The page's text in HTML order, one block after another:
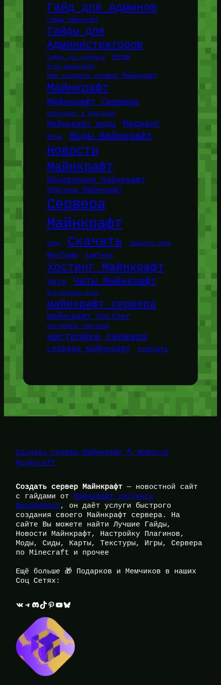
Гайд для Админов
Гайды Майнкрафт
Гайды для
Администраторов
Гайды для админов Игры
Игры Майнкрафт
Как создать сервер Майнкрафт
Майнкрафт
Майнкрафт Сервера
Майнкрафт в браузере
Майнкрафт моды Моджанг
Моды Моды Майнкрафт
Новости
Майнкрафт
Обновления Майнкрафт
Плагины Майнкрафт
Сервера
Майнкрафт
Сиды Скачать Скачать читы
ФанТайм ХайТейл
Хостинг Майнкрафт
Читы Читы Майнкрафт
браузерные игры
майнкрафт сервера
майнкрафт хостинг
настройка плагинов
настройка сервера
сервера майнкрафт скачать
Создать сервер Майнкрафт ⛏️ Новости
Minecraft
Создать сервер Майнкрафт — новостной сайт
с гайдами от Майнкрафт хостинга
BungeeHost, он даёт услуги быстрого
создания своего Майнкрафт сервера. На
сайте Вы можете найти Лучшие Гайды,
Новости Майнкрафт, Настройку Плагинов,
Моды, Сиды, Карты, Текстуры, Игры, Сервера
по Minecraft и прочее
Ещё больше 🎁 Подарков и Мемчиков в наших
Соц Сетях:
ВКонтакте Telegram Discord TikTok Pinterest YouTube Bluesky